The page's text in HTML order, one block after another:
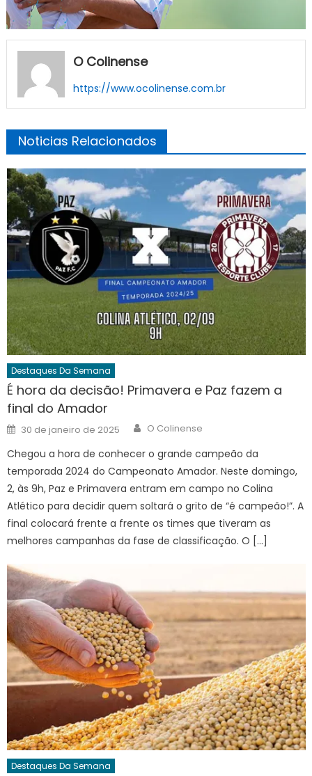
O Colinense
https://www.ocolinense.com.br
Noticias Relacionados
Destaques Da Semana
É hora da decisão! Primavera e Paz fazem a
final do Amador
Posted
on
30 de janeiro de 2025 Author
O Colinense
Chegou a hora de conhecer o grande campeão da
temporada 2024 do Campeonato Amador. Neste domingo,
2, às 9h, Paz e Primavera entram em campo no Colina
Atlético para decidir quem soltará o grito de “é campeão!”. A
final colocará frente a frente os times que tiveram as
melhores campanhas da fase de classificação. O […]
Destaques Da Semana